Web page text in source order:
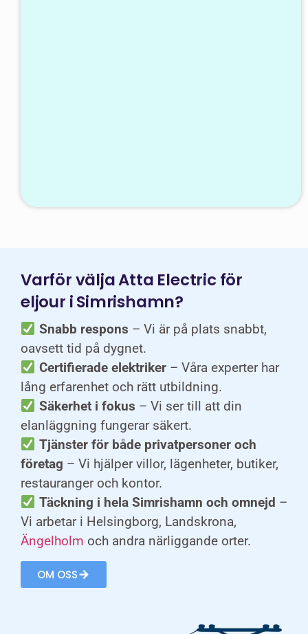
Varför välja Atta Electric för
eljour i Simrishamn?
Snabb respons – Vi är på plats snabbt,
oavsett tid på dygnet.
Certifierade elektriker– Våra experter har
lång erfarenhet och rätt utbildning.
Säkerhet i fokus – Vi ser till att din
elanläggning fungerar säkert.
Tjänster för både privatpersoner och
företag – Vi hjälper villor, lägenheter, butiker,
restauranger och kontor.
Täckning i hela Simrishamn och omnejd –
Vi arbetar i Helsingborg, Landskrona,
Ängelholm och andra närliggande orter.
OM OSS